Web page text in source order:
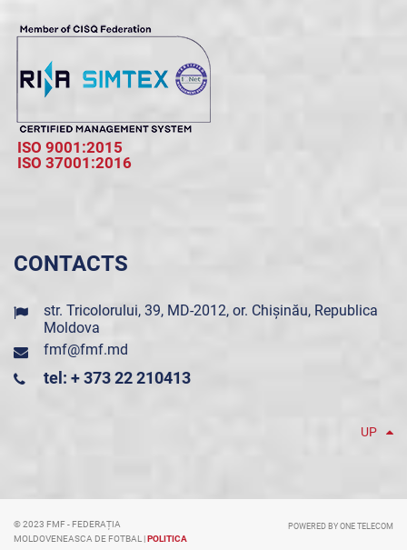
ISO 9001:2015
ISO 37001:2016
CONTACTS
str. Tricolorului, 39, MD-2012, or. Chișinău, Republica
Moldova
fmf@fmf.md
tel: + 373 22 210413
UP
© 2023 FMF - FEDERAȚIA
MOLDOVENEASCA DE FOTBAL |
POLITICA
POWERED BY ONE TELECOM